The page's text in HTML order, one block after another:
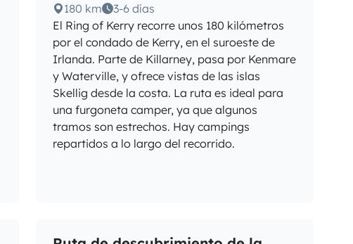
180 km
3-6 días
El Ring of Kerry recorre unos 180 kilómetros
por el condado de Kerry, en el suroeste de
Irlanda. Parte de Killarney, pasa por Kenmare
y Waterville, y ofrece vistas de las islas
Skellig desde la costa. La ruta es ideal para
una furgoneta camper, ya que algunos
tramos son estrechos. Hay campings
repartidos a lo largo del recorrido.